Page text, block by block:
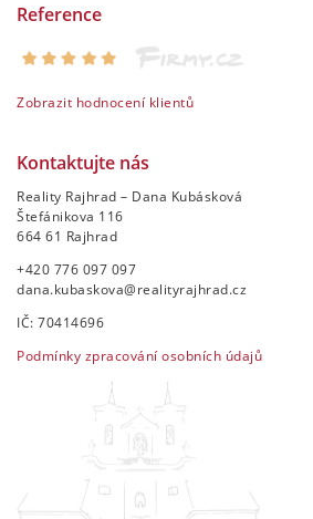
Reference
Zobrazit hodnocení klientů
Kontaktujte nás
Reality Rajhrad – Dana Kubásková
Štefánikova 116
664 61 Rajhrad
+420 776 097 097
dana.kubaskova@realityrajhrad.cz
IČ: 70414696
Podmínky zpracování osobních údajů